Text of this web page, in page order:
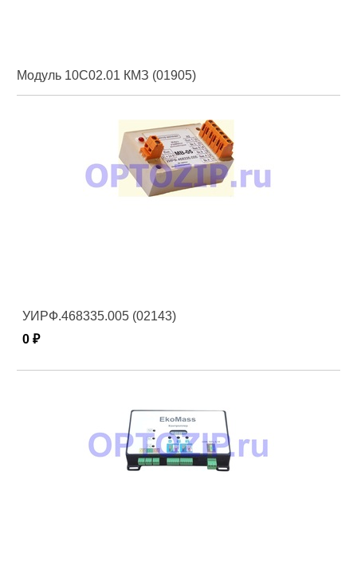
Модуль 10С02.01 КМЗ (01905)
УИРФ.468335.005 (02143)
0 ₽